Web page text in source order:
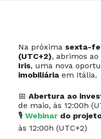
Na próxima sexta-
(UTC+2), abrimos
Iris, uma nova
imobiliáriaem Itália.
📅 Abertura ao
de maio, às 12:00h
🎙 Webinardo
às 12:00h (UTC+2)